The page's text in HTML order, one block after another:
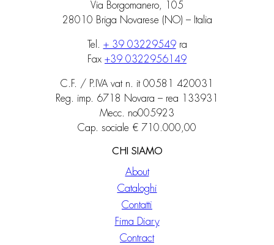
Via Borgomanero, 105
28010 Briga Novarese (NO) – Italia
Tel. + 39 03229549ra
Fax +39 0322956149
C.F. / P.IVA vat n. it 00581 420031
Reg. imp. 6718 Novara – rea 133931
Mecc. no005923
Cap. sociale € 710.000,00
CHI SIAMO
About
Cataloghi
Contatti
Fima Diary
Contract